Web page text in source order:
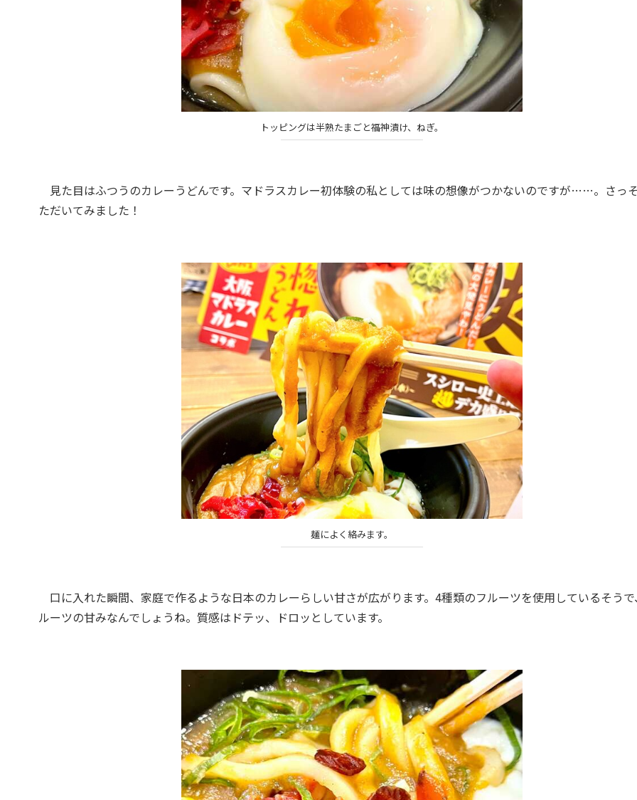
トッピングは半熟たまごと福神漬け、ねぎ。
見た目はふつうのカレーうどんです。マドラスカレー初体験の私としては味の想像がつかないのですが……。さっ
ただいてみました！
麺によく絡みます。
口に入れた瞬間、家庭で作るような日本のカレーらしい甘さが広がります。4種類のフルーツを使用しているそう
ルーツの甘みなんでしょうね。質感はドテッ、ドロッとしています。